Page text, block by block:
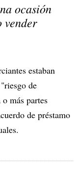
ocasión
vender
estaban
de
más partes
de préstamo